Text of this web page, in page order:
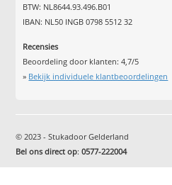
BTW: NL8644.93.496.B01
IBAN: NL50 INGB 0798 5512 32
Recensies
Beoordeling door klanten:4,7/5
» Bekijk individuele klantbeoordelingen
© 2023 - Stukadoor Gelderland
Bel ons direct op:0577-222004